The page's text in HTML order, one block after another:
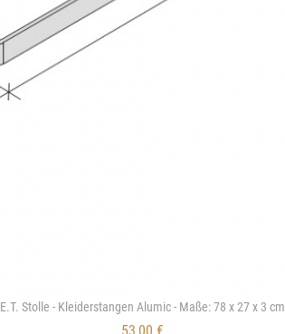
E.T. Stolle - Kleiderstangen Alumic - Maße: 78 x 27 x 3 cm